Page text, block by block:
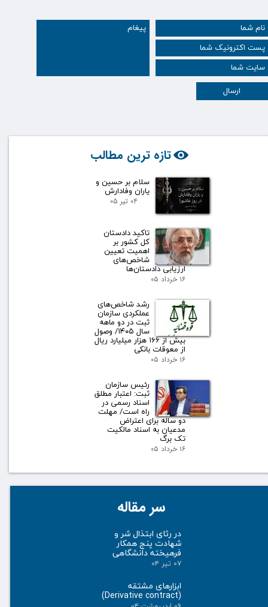
ارسال
تازه ترین مطالب
سلام بر حسین و
یاران وفادارش
۰۴ تیر ۰۵
تاکید دادستان
کل کشور بر
اهمیت تعیین
شاخص‌های
ارزیابی دادستان‌ها
۱۶ خرداد ۰۵
رشد شاخص‌های
عملکردی سازمان
ثبت در دو ماهه
سال ۱۴۰۵/ وصول
بیش از ۱۶۶ هزار میلیارد ریال
از معوقات بانکی
۱۶ خرداد ۰۵
رئیس سازمان
ثبت: اعتبار مطلق
اسناد رسمی در
راه است/ مهلت
دو ساله برای اعتراض
مدعیان به اسناد مالکیت
تک برگ
۱۶ خرداد ۰۵
سر مقاله
در رثای ابتذال شر و
شهادت پنج همکار
فرهیخته دانشگاهی
۰۷ تیر ۰۴
ابزارهای مشتقه
(Derivative contract)